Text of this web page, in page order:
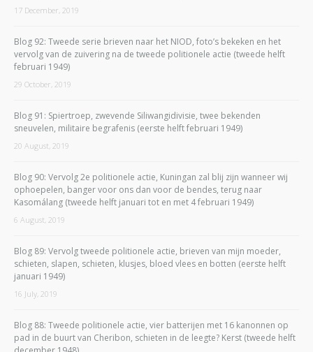
17 December, 2019
Blog 92: Tweede serie brieven naar het NIOD, foto’s bekeken en het
vervolg van de zuivering na de tweede politionele actie (tweede helft
februari 1949)
29 October, 2019
Blog 91: Spiertroep, zwevende Siliwangidivisie, twee bekenden
sneuvelen, militaire begrafenis (eerste helft februari 1949)
20 August, 2019
Blog 90: Vervolg 2e politionele actie, Kuningan zal blij zijn wanneer wij
ophoepelen, banger voor ons dan voor de bendes, terug naar
Kasomálang (tweede helft januari tot en met 4 februari 1949)
6 August, 2019
Blog 89: Vervolg tweede politionele actie, brieven van mijn moeder,
schieten, slapen, schieten, klusjes, bloed vlees en botten (eerste helft
januari 1949)
16 July, 2019
Blog 88: Tweede politionele actie, vier batterijen met 16 kanonnen op
pad in de buurt van Cheribon, schieten in de leegte? Kerst (tweede helft